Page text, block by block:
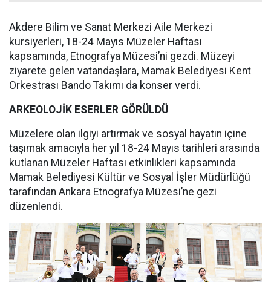
Akdere Bilim ve Sanat Merkezi Aile Merkezi
kursiyerleri, 18-24 Mayıs Müzeler Haftası
kapsamında, Etnografya Müzesi’ni gezdi. Müzeyi
ziyarete gelen vatandaşlara, Mamak Belediyesi Kent
Orkestrası Bando Takımı da konser verdi.
ARKEOLOJİK ESERLER GÖRÜLDÜ
Müzelere olan ilgiyi artırmak ve sosyal hayatın içine
taşımak amacıyla her yıl 18-24 Mayıs tarihleri arasında
kutlanan Müzeler Haftası etkinlikleri kapsamında
Mamak Belediyesi Kültür ve Sosyal İşler Müdürlüğü
tarafından Ankara Etnografya Müzesi’ne gezi
düzenlendi.